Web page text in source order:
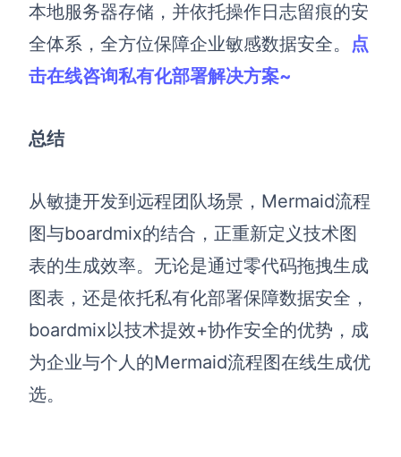
本地服务器存储，并依托操作日志留痕的安
全体系，全方位保障企业敏感数据安全。 点
击在线咨询私有化部署解决方案~
总结
从敏捷开发到远程团队场景，Mermaid流程
图与boardmix的结合，正重新定义技术图
表的生成效率。无论是通过零代码拖拽生成
图表，还是依托私有化部署保障数据安全，
boardmix以技术提效+协作安全的优势，成
为企业与个人的Mermaid流程图在线生成优
选。